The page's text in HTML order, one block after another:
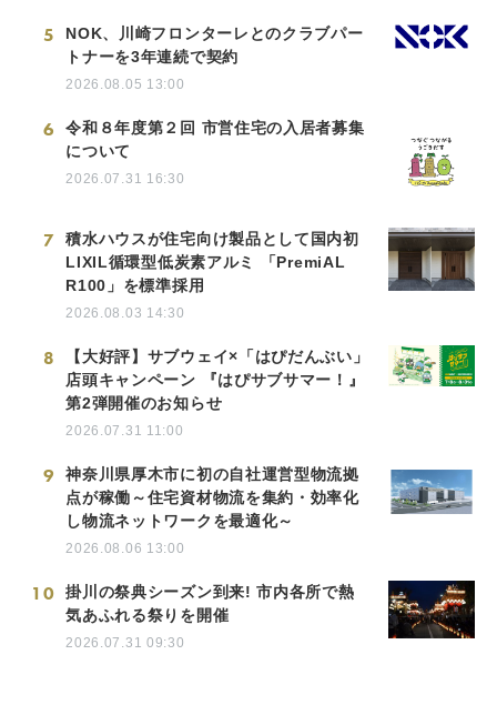
5
NOK、川崎フロンターレとのクラブパー
トナーを3年連続で契約
2026.08.05 13:00
6
令和８年度第２回 市営住宅の入居者募集
について
2026.07.31 16:30
7
積水ハウスが住宅向け製品として国内初
LIXIL循環型低炭素アルミ 「PremiAL
R100」を標準採用
2026.08.03 14:30
8
【大好評】サブウェイ×「はぴだんぶい」
店頭キャンペーン 『はぴサブサマー！』
第2弾開催のお知らせ
2026.07.31 11:00
9
神奈川県厚木市に初の自社運営型物流拠
点が稼働～住宅資材物流を集約・効率化
し物流ネットワークを最適化～
2026.08.06 13:00
10
掛川の祭典シーズン到来! 市内各所で熱
気あふれる祭りを開催
2026.07.31 09:30